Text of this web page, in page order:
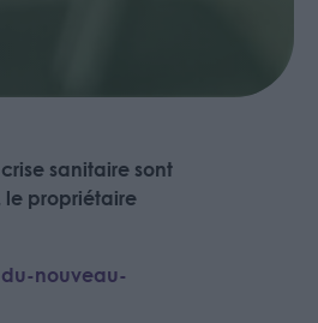
sanitaire sont
le propriétaire
nouveau-